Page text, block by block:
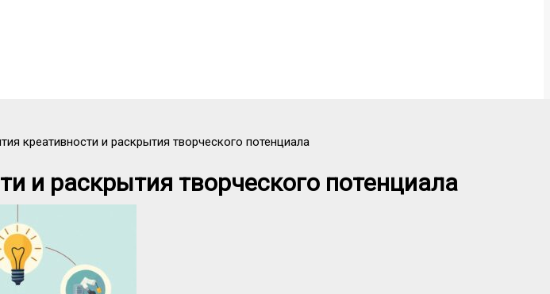
креативности и раскрытия творческого потенциала
и раскрытия творческого потенциала